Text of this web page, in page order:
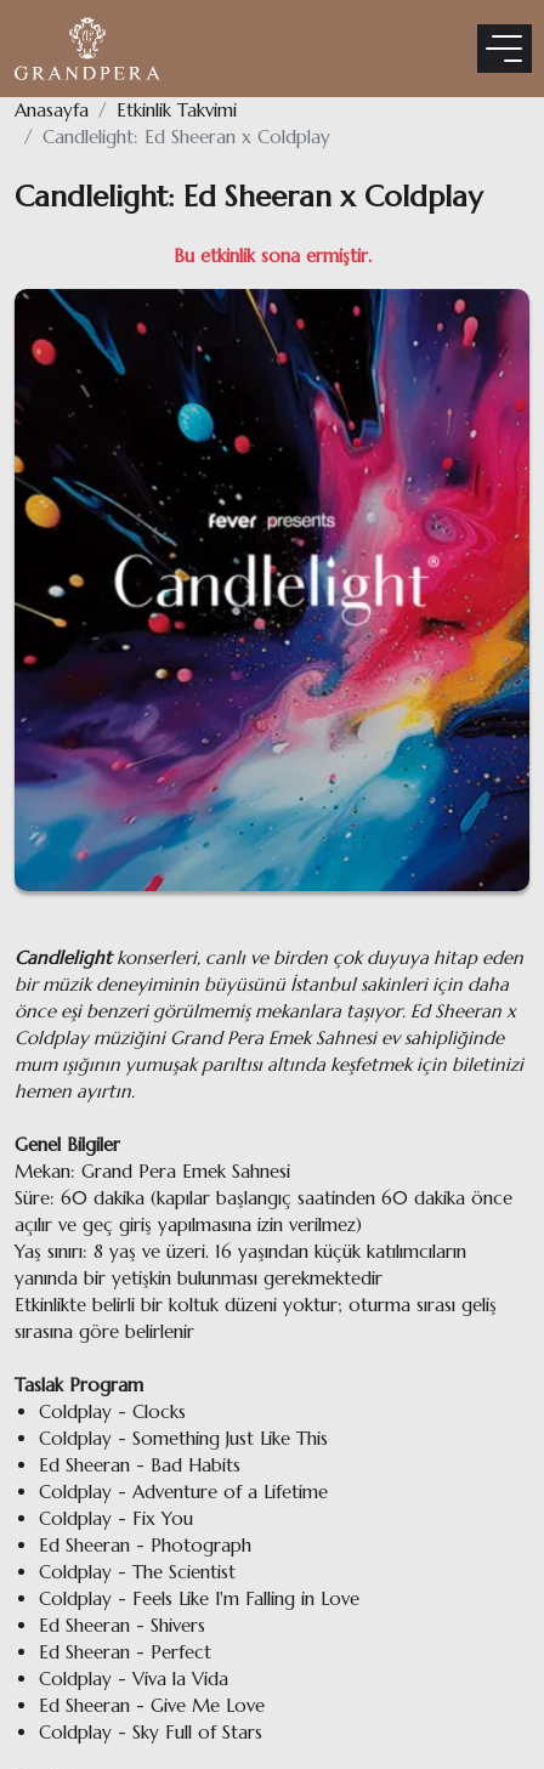
Anasayfa
Etkinlik Takvimi
Candlelight: Ed Sheeran x Coldplay
Candlelight: Ed Sheeran x Coldplay
Bu etkinlik sona ermiştir.
Candlelightkonserleri, canlı ve birden çok duyuya hitap eden
bir müzik deneyiminin büyüsünü İstanbul sakinleri için daha
önce eşi benzeri görülmemiş mekanlara taşıyor. Ed Sheeran x
Coldplay müziğini Grand Pera Emek Sahnesi ev sahipliğinde
mum ışığının yumuşak parıltısı altında keşfetmek için biletinizi
hemen ayırtın.
Genel Bilgiler
Mekan: Grand Pera Emek Sahnesi
Süre: 60 dakika (kapılar başlangıç saatinden 60 dakika önce
açılır ve geç giriş yapılmasına izin verilmez)
Yaş sınırı: 8 yaş ve üzeri. 16 yaşından küçük katılımcıların
yanında bir yetişkin bulunması gerekmektedir
Etkinlikte belirli bir koltuk düzeni yoktur; oturma sırası geliş
sırasına göre belirlenir
Taslak Program
Coldplay - Clocks
Coldplay - Something Just Like This
Ed Sheeran - Bad Habits
Coldplay - Adventure of a Lifetime
Coldplay - Fix You
Ed Sheeran - Photograph
Coldplay - The Scientist
Coldplay - Feels Like I'm Falling in Love
Ed Sheeran - Shivers
Ed Sheeran - Perfect
Coldplay - Viva la Vida
Ed Sheeran - Give Me Love
Coldplay - Sky Full of Stars